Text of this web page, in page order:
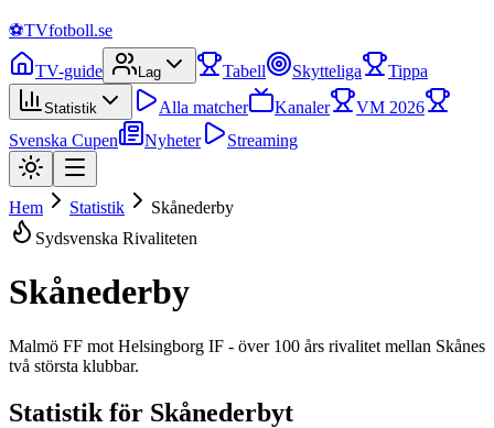
⚽TVfotboll.se
TV-guide Lag Tabell Skytteliga Tippa
Statistik Alla matcher Kanaler
VM 2026
Svenska Cupen
Nyheter Streaming
Hem Statistik
Skånederby
Sydsvenska Rivaliteten
Skånederby
Malmö FF mot Helsingborg IF - över 100 års rivalitet mellan Skånes
två största klubbar.
Statistik för Skånederbyt